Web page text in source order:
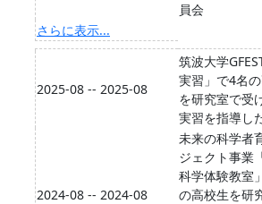
員会
さらに表示...
2025-08 -- 2025-08
筑波大学
実習」で4名
を研究室で受
実習を指導し
2024-08 -- 2024-08
未来の科学者
ジェクト事業
科学体験教室
の高校生を研